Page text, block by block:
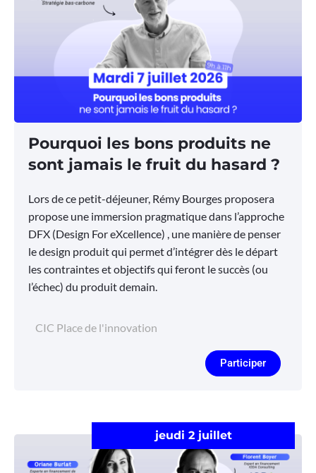
Pourquoi les bons produits ne
sont jamais le fruit du hasard ?
Lors de ce petit-déjeuner, Rémy Bourges proposera
propose une immersion pragmatique dans l’approche
DFX (Design For eXcellence) , une manière de penser
le design produit qui permet d’intégrer dès le départ
les contraintes et objectifs qui feront le succès (ou
l’échec) du produit demain.
CIC Place de l'innovation
Participer
jeudi 2 juillet